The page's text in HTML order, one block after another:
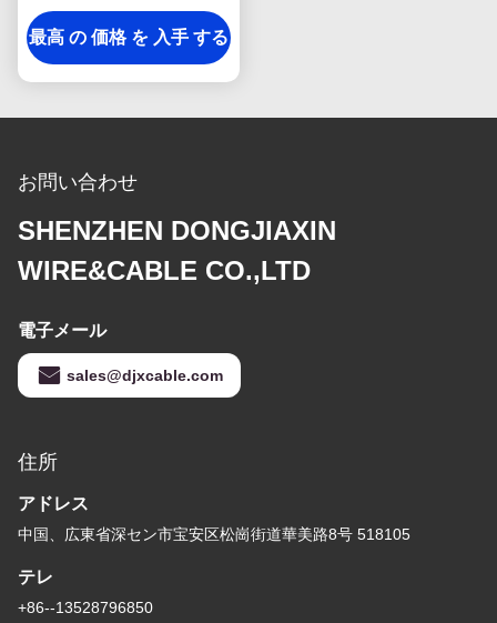
ルの双生児の中心
最高 の 価格 を 入手 する
お問い合わせ
SHENZHEN DONGJIAXIN
WIRE&CABLE CO.,LTD
電子メール
sales@djxcable.com
住所
アドレス
中国、広東省深セン市宝安区松崗街道華美路8号 518105
テレ
+86--13528796850